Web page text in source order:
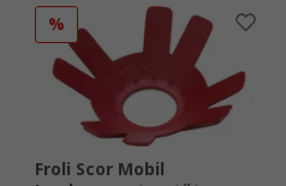
%
Froli Scor Mobil